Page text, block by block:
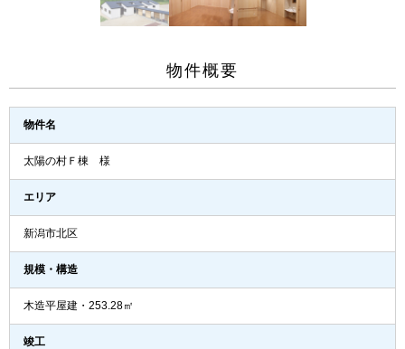
物件概要
物件名
太陽の村Ｆ棟 様
エリア
新潟市北区
規模・構造
木造平屋建・253.28㎡
竣工